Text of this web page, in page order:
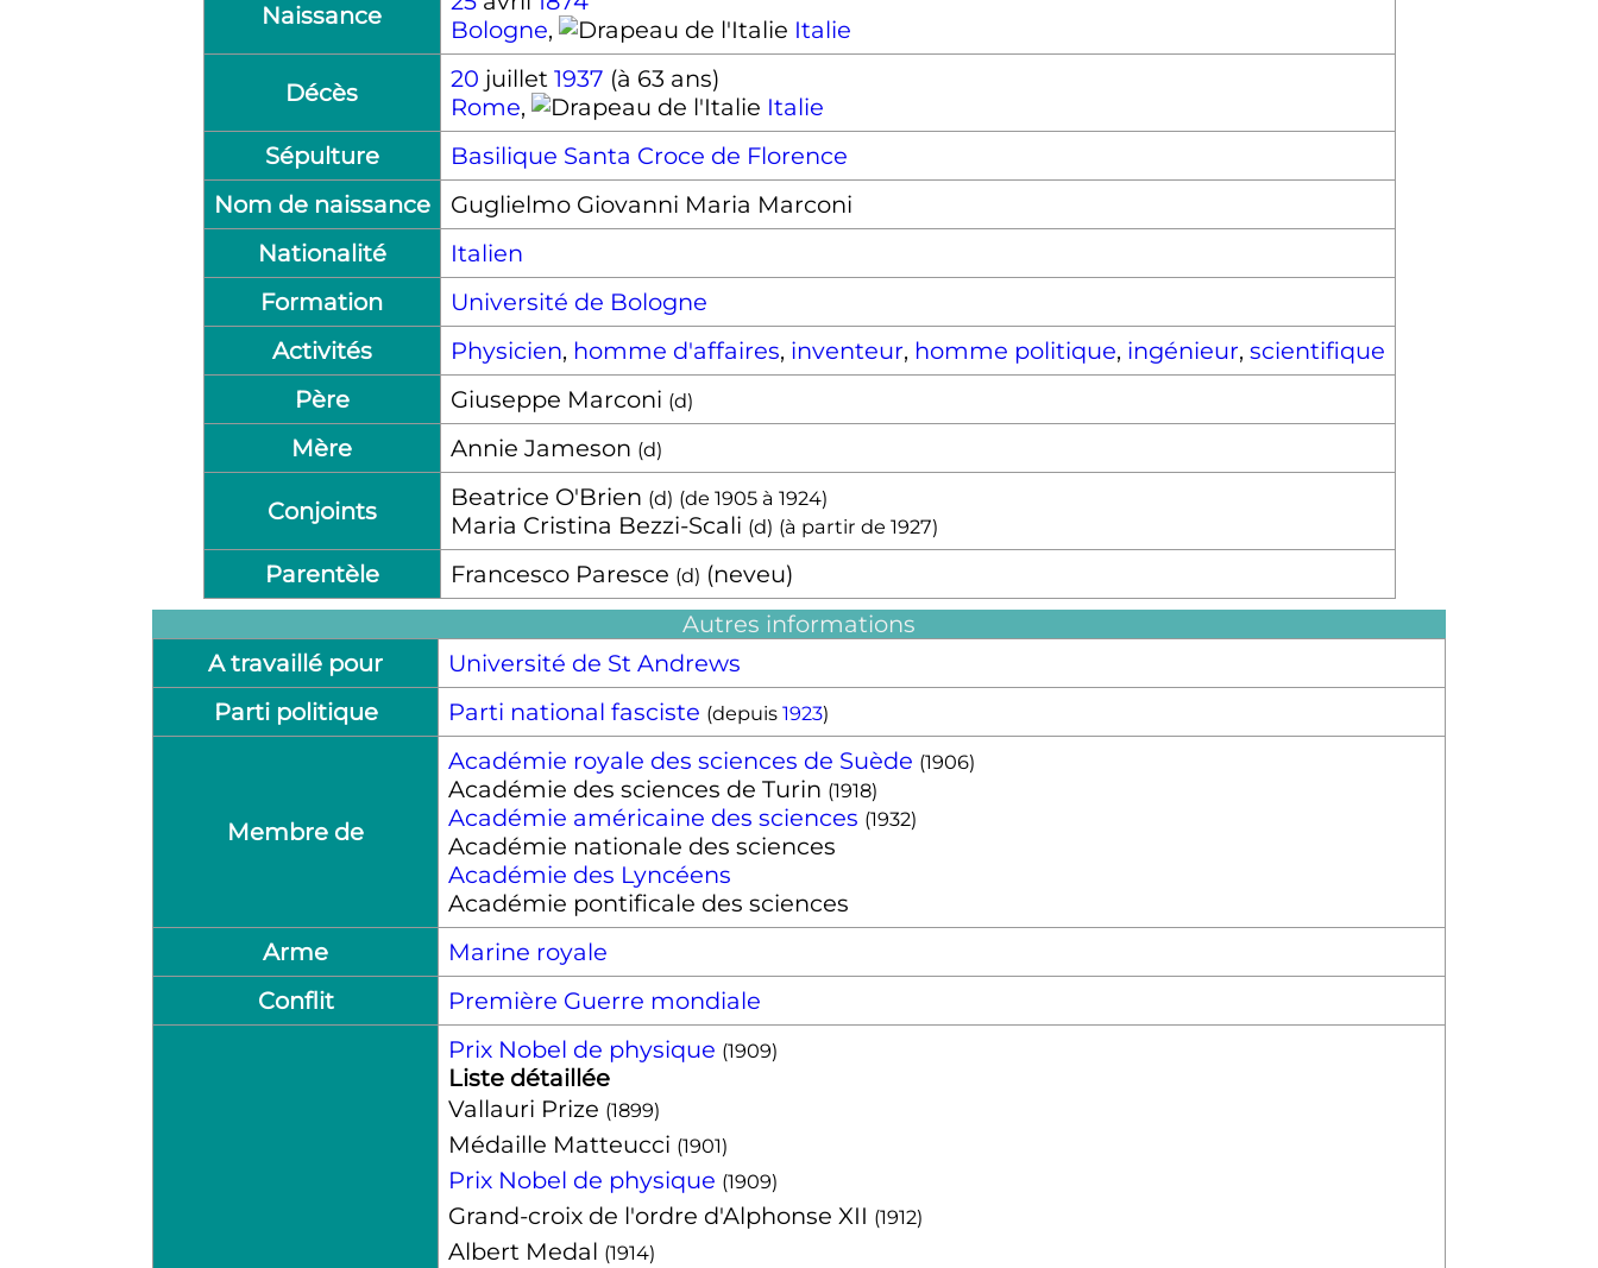
Naissance
Bologne, Italie
Décès 20 juillet 1937 (à 63 ans)
Rome,
Italie
Sépulture
Basilique Santa Croce de Florence
Nom de naissance
Guglielmo Giovanni Maria Marconi
Nationalité
Italien
Formation
Université de Bologne
Activités
Physicien, homme d'affaires, inventeur, homme politique, ingénieur, scientifique
Père
Giuseppe Marconi (d)
Mère Annie Jameson (d)
Conjoints Beatrice O'Brien (d) (de 1905à 1924)
Maria Cristina Bezzi-Scali (d) (à partir de 1927)
Parentèle Francesco Paresce (d) (neveu)
Autres informations
A travaillé pour
Université de St Andrews
Parti politique
Parti national fasciste (depuis 1923)
Membre de
Académie royale des sciences de Suède (1906)
Académie des sciences de Turin (1918)
Académie américaine des sciences (1932)
Académie nationale des sciences
Académie des Lyncéens
Académie pontificale des sciences
Arme
Marine royale
Conflit
Première Guerre mondiale
Prix Nobel de physique (1909)
Liste détaillée
Vallauri Prize (1899)
Médaille Matteucci (1901)
Prix Nobel de physique (1909)
Grand-croix de l'ordre d'Alphonse XII (1912)
Albert Medal (1914)